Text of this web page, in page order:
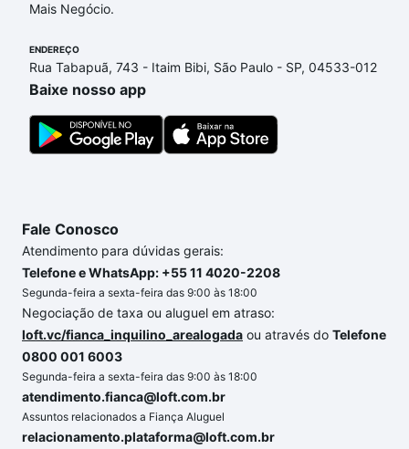
Mais Negócio.
ENDEREÇO
Rua Tabapuã, 743 - Itaim Bibi, São Paulo - SP, 04533-012
Baixe nosso app
Fale Conosco
Atendimento para dúvidas gerais:
Telefone e WhatsApp: +55 11 4020-2208
Segunda-feira a sexta-feira das 9:00 às 18:00
Negociação de taxa ou aluguel em atraso:
loft.vc/fianca_inquilino_arealogada ou através do Telefone
0800 001 6003
Segunda-feira a sexta-feira das 9:00 às 18:00
atendimento.fianca@loft.com.br
Assuntos relacionados a Fiança Aluguel
relacionamento.plataforma@loft.com.br